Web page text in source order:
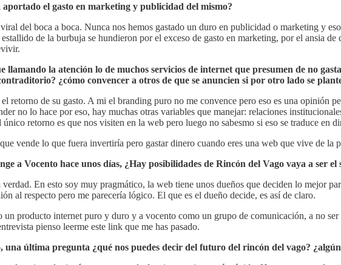
el gasto en marketing y publicidad del mismo?
del boca a boca. Nunca nos hemos gastado un duro en publicidad o marketing y
de la burbuja se hundieron por el exceso de gasto en marketing, por el ansia
llamando la atención lo de muchos servicios de internet que presumen de no
¿cómo convencer a otros de que se anuncien si por otro lado se
retorno de su gasto. A mi el branding puro no me convence pero eso es una opinión
no lo hace por eso, hay muchas otras variables que manejar: relaciones
retorno es que nos visiten en la web pero luego no sabesmo si eso se traduce en
vende lo que fuera invertiría pero gastar dinero cuando eres una web que vive de la
a Vocento hace unos días, ¿Hay posibilidades de Rincón del Vago vaya a ser el
En esto soy muy pragmático, la web tiene unos dueños que deciden lo mejor
al respecto pero me parecería lógico. El que es el dueño decide, es así de claro.
producto internet puro y duro y a vocento como un grupo de comunicación, a no
pienso leerme este link que me has pasado.
última pregunta ¿qué nos puedes decir del futuro del rincón del vago?